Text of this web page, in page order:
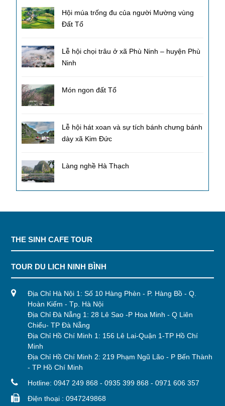
Hội múa trống đu của người Mường vùng
Đất Tổ
Lễ hội chọi trâu ở xã Phù Ninh – huyện Phù
Ninh
Món ngon đất Tổ
Lễ hội hát xoan và sự tích bánh chưng bánh
dày xã Kim Đức
Làng nghề Hà Thạch
THE SINH CAFE TOUR
TOUR DU LICH NINH BÌNH
Địa Chỉ Hà Nội 1: Số 10 Hàng Phèn - P. Hàng Bồ - Q.
Hoàn Kiếm - Tp. Hà Nội
Địa Chỉ Đà Nẵng 1: 28 Lê Sao -P Hoa Minh - Q Liên
Chiểu- TP Đà Nẵng
Địa Chỉ Hồ Chí Minh 1: 156 Lê Lai-Quận 1-TP Hồ Chí
Minh
Địa Chỉ Hồ Chí Minh 2: 219 Phạm Ngũ Lão - P Bến Thành
- TP Hồ Chí Minh
Hotline: 0947 249 868 - 0935 399 868 - 0971 606 357
Điện thoại : 0947249868